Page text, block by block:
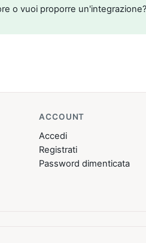
o vuoi proporre un'integrazione?
ACCOUNT
Accedi
Registrati
Password dimenticata